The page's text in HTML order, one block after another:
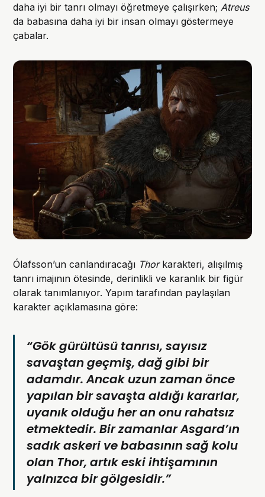
daha iyi bir tanrı olmayı öğretmeye çalışırken; Atreus
da babasına daha iyi bir insan olmayı göstermeye
çabalar.
Ólafsson’un canlandıracağı Thorkarakteri, alışılmış
tanrı imajının ötesinde, derinlikli ve karanlık bir figür
olarak tanımlanıyor. Yapım tarafından paylaşılan
karakter açıklamasına göre:
“Gök gürültüsü tanrısı, sayısız
savaştan geçmiş, dağ gibi bir
adamdır. Ancak uzun zaman önce
yapılan bir savaşta aldığı kararlar,
uyanık olduğu her an onu rahatsız
etmektedir. Bir zamanlar Asgard’ın
sadık askeri ve babasının sağ kolu
olan Thor, artık eski ihtişamının
yalnızca bir gölgesidir.”